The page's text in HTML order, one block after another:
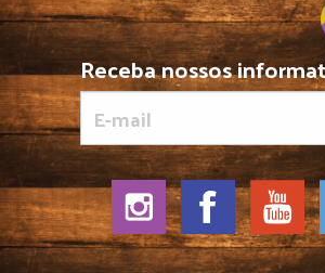
Receba nossos